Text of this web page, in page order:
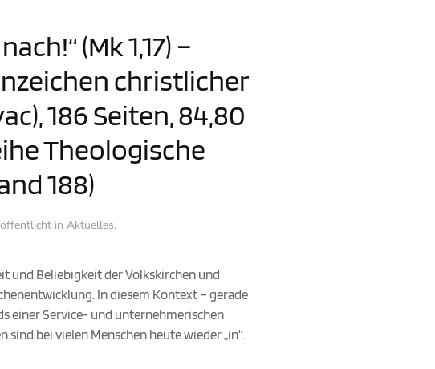
(Mk 1,17) –
christlicher
186 Seiten, 84,80
Theologische
188)
in Aktuelles.
und Beliebigkeit der Volkskirchen und
In diesem Kontext – gerade
einer Service- und unternehmerischen
bei vielen Menschen heute wieder „in“.